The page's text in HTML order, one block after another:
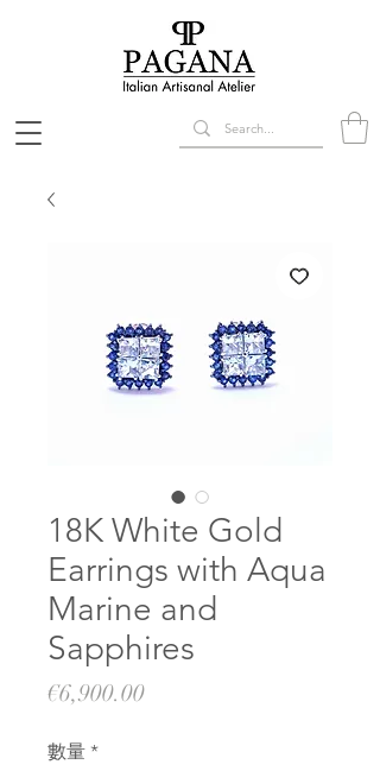
18K White Gold
Earrings with Aqua
Marine and
Sapphires
€6,900.00價
數量 *